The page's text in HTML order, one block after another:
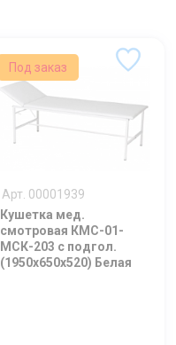
Под заказ
Арт. 00001939
Кушетка мед.
смотровая КМС-01-
МСК-203 с подгол.
(1950х650х520) Белая